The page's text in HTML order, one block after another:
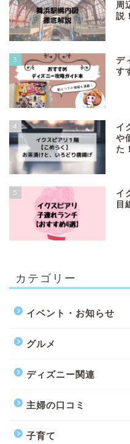
周
説！
3
デ
す
4
イ
や
た！
5
イ
目
カテゴリー
イベント・お知らせ
グルメ
ディズニー関連
主婦の口コミ
子育て